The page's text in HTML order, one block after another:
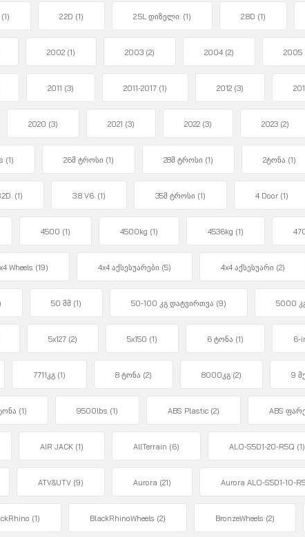
(1) 2.2D (1) 2.5L დიზელი. (1) 2.8D (1)
2002 (1) 2003 (2) 2004 (2) 2005
2011 (3) 2011-2017 (1) 2012 (3)
2020 (3) 2021 (3) 2022 (3) 2023 (2)
(1) 26მ ტროსი (1) 28მ ტროსი (1) 2ტონა (1)
(1) 3.8 V6. (1) 35მ ტროსი (1) 4 Door (1)
4500 (1) 4500kg (1) 4536kg (1)
Wheels (19) 4x4 აქსესუარები (5) 4x4 აქსესუარი (2)
50 მმ (1) 50-100 კგ დატვირთვა (9) 5000
5x127 (2) 5x150 (1) 6 ტონა (1) 6-
7711კგ (1) 8 ტონა (2) 8000კგ (2) 9
(1) 9500lbs (1) ABS Plastic (2) ABS
AIR JACK (1) AllTerrain (6) ALO-S5D1-20-R5Q (1)
ATV&UTV (9) Aurora (21) Aurora ALO-S5D1-10-
(1) BlackRhinoWheels (2) BronzeWheels (2)